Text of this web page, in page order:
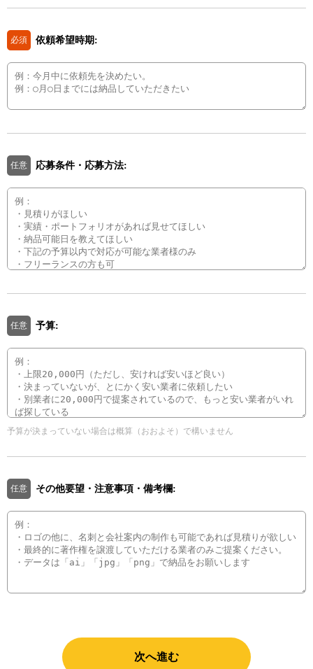
必須 依頼希望時期:
任意 応募条件・応募方法:
任意 予算:
予算が決まっていない場合は概算（おおよそ）で構いません
任意 その他要望・注意事項・備考欄:
次へ進む